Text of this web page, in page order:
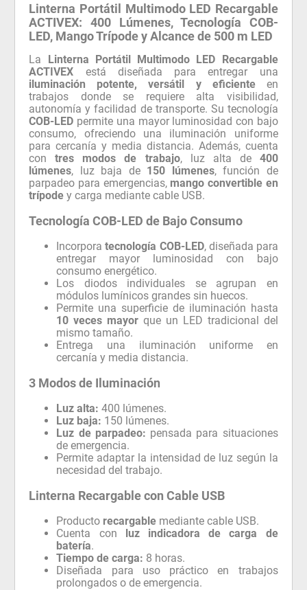
Linterna Portátil Multimodo LED Recargable
ACTIVEX: 400 Lúmenes, Tecnología COB-
LED, Mango Trípode y Alcance de 500 m LED
La Linterna Portátil Multimodo LED Recargable
ACTIVEX está diseñada para entregar una
iluminación potente, versátil y eficienteen
trabajos donde se requiere alta visibilidad,
autonomía y facilidad de transporte. Su tecnología
COB-LED permite una mayor luminosidad con bajo
consumo, ofreciendo una iluminación uniforme
para cercanía y media distancia. Además, cuenta
contres modos de trabajo, luz alta de 400
lúmenes, luz baja de 150 lúmenes, función de
parpadeo para emergencias, mango convertible en
trípode y carga mediante cable USB.
Tecnología COB-LED de Bajo Consumo
Incorporatecnología COB-LED, diseñada para
entregar mayor luminosidad con bajo
consumo energético.
Los diodos individuales se agrupan en
módulos lumínicos grandes sin huecos.
Permite una superficie de iluminación hasta
10 veces mayor que un LED tradicional del
mismo tamaño.
Entrega una iluminación uniforme en
cercanía y media distancia.
3 Modos de Iluminación
Luz alta: 400 lúmenes.
Luz baja: 150 lúmenes.
Luz de parpadeo: pensada para situaciones
de emergencia.
Permite adaptar la intensidad de luz según la
necesidad del trabajo.
Linterna Recargable con Cable USB
Producto recargable mediante cable USB.
Cuenta con luz indicadora de carga de
batería.
Tiempo de carga: 8 horas.
Diseñada para uso práctico en trabajos
prolongados o de emergencia.